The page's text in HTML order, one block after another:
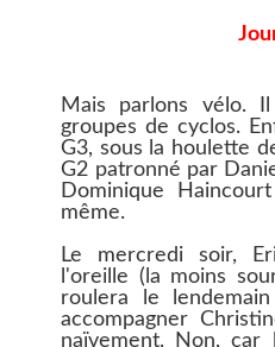
Mais parlons vélo.
groupes de cyclos.
G3, sous la houlette
G2 patronné par
Dominique
même.
Le mercredi soir,
l'oreille (la moins
roulera le
accompagner
naïvement. Non,